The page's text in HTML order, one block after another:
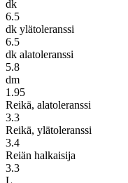
dk
6.5
dk ylätoleranssi
6.5
dk alatoleranssi
5.8
dm
1.95
Reikä, alatoleranssi
3.3
Reikä, ylätoleranssi
3.4
Reiän halkaisija
3.3
L